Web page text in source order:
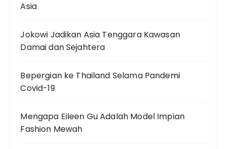
Asia
Jokowi Jadikan Asia Tenggara Kawasan
Damai dan Sejahtera
Bepergian ke Thailand Selama Pandemi
Covid-19
Mengapa Eileen Gu Adalah Model Impian
Fashion Mewah